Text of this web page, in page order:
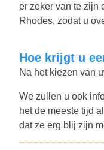
er zeker van te zijn
Rhodes, zodat u
Hoe krijgt u
Na het kiezen van
We zullen u ook
het de meeste tijd
dat ze erg blij zijn